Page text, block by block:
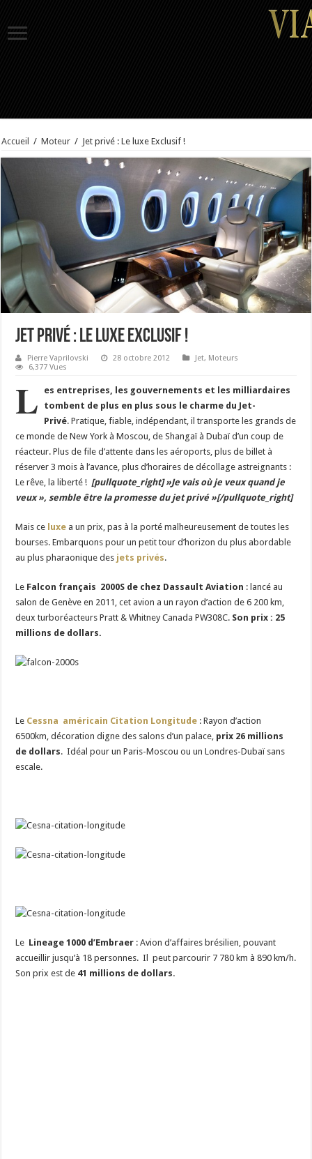
Accueil / Moteur / Jet privé : Le luxe Exclusif !
Jet privé : Le luxe Exclusif !
Pierre Vaprilovski 28 octobre 2012 Jet, Moteurs
6,377 Vues
L
es entreprises, les gouvernements et les milliardaires
tombent de plus en plus sous le charme du Jet-
Privé. Pratique, fiable, indépendant, il transporte les grands de
ce monde de New York à Moscou, de Shangaï à Dubaï d’un coup de
réacteur. Plus de file d’attente dans les aéroports, plus de billet à
réserver 3 mois à l’avance, plus d’horaires de décollage astreignants :
Le rêve, la liberté ! [pullquote_right] »Je vais où je veux quand je
veux », semble être la promesse du jet privé »[/pullquote_right]
Mais ce luxe a un prix, pas à la porté malheureusement de toutes les
bourses. Embarquons pour un petit tour d’horizon du plus abordable
au plus pharaonique des jets privés.
Le Falcon français 2000S de chez Dassault Aviation : lancé au
salon de Genève en 2011, cet avion a un rayon d’action de 6 200 km,
deux turboréacteurs Pratt & Whitney Canada PW308C. Son prix : 25
millions de dollars.
Le Cessna américain Citation Longitude : Rayon d’action
6500km, décoration digne des salons d’un palace, prix 26 millions
de dollars. Idéal pour un Paris-Moscou ou un Londres-Dubaï sans
escale.
Le Lineage 1000 d’Embraer : Avion d’affaires brésilien, pouvant
accueillir jusqu’à 18 personnes. Il peut parcourir 7 780 km à 890 km/h.
Son prix est de 41 millions de dollars.